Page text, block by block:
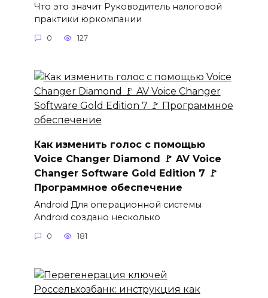
Что это значит Руководитель налоговой
практики юркомпании
0 127
Как изменить голос с помощью
Voice Changer Diamond 🚩 AV Voice
Changer Software Gold Edition 7 🚩
Программное обеспечение
Android Для операционной системы
Android создано несколько
0 181